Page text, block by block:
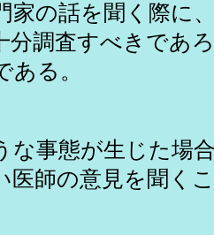
家の話を聞く際に
分調査すべきであ
ある。
な事態が生じた場
医師の意見を聞く